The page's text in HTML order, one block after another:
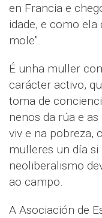
en Francia e
idade, e como ela
mole".
É unha muller
carácter activo,
toma de
nenos da rúa e
viv e na pobreza,
mulleres un día
neoliberalismo
ao campo.
A Asociación de